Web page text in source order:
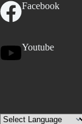
Facebook
Youtube